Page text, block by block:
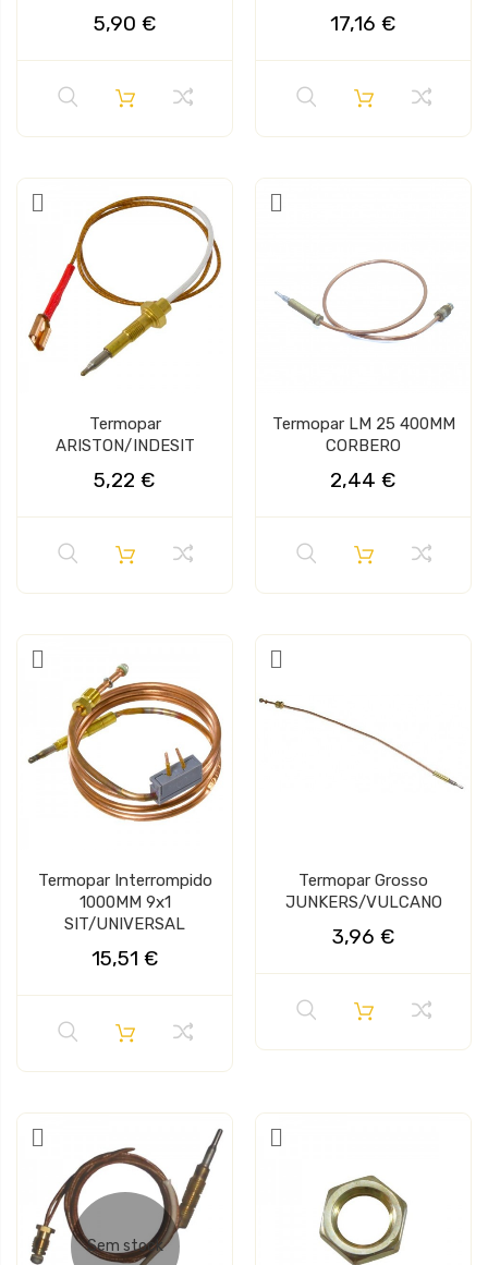
5,90 € 17,16 €
Termopar
ARISTON/INDESIT
5,22 €
Termopar LM 25 400MM
CORBERO
2,44 €
Termopar Interrompido
1000MM 9x1
SIT/UNIVERSAL
15,51 €
Termopar Grosso
JUNKERS/VULCANO
3,96 €
Sem stock